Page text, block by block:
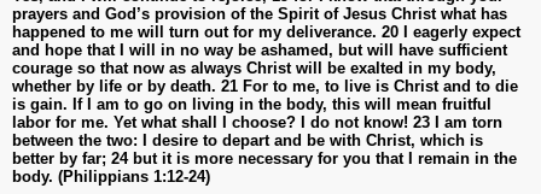
prayers and God’s provision of the Spirit of Jesus Christ what has
happened to me will turn out for my deliverance. 20 I eagerly expect
and hope that I will in no way be ashamed, but will have sufficient
courage so that now as always Christ will be exalted in my body,
whether by life or by death. 21 For to me, to live is Christ and to die
is gain. If I am to go on living in the body, this will mean fruitful
labor for me. Yet what shall I choose? I do not know! 23 I am torn
between the two: I desire to depart and be with Christ, which is
better by far; 24 but it is more necessary for you that I remain in the
body. (Philippians 1:12-24)